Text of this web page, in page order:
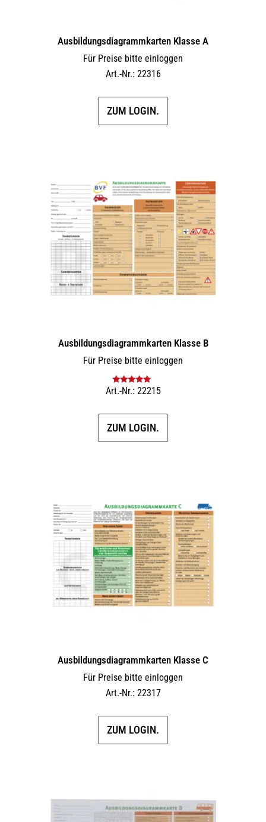
Ausbildungs­dia­gramm­karten Klasse A
Für Preise bitte einloggen
Art.-Nr.: 22316
ZUM LOGIN.
Ausbildungs­dia­gramm­karten Klasse B
Für Preise bitte einloggen
Bewertet mit
Art.-Nr.: 22215
ZUM LOGIN.
Ausbildungs­dia­gramm­karten Klasse C
Für Preise bitte einloggen
Art.-Nr.: 22317
ZUM LOGIN.